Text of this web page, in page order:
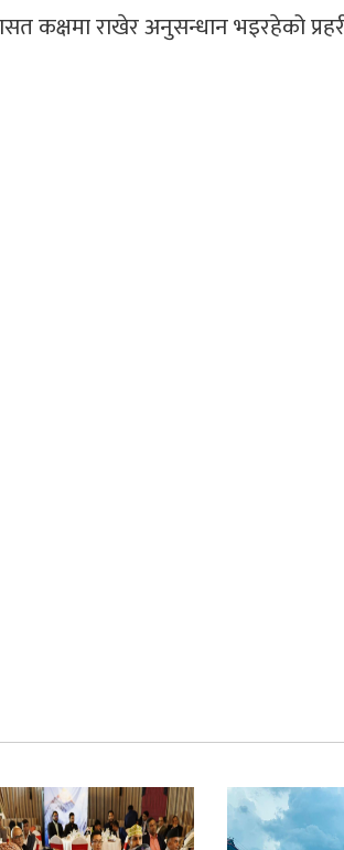
कक्षमा राखेर अनुसन्धान भइरहेको